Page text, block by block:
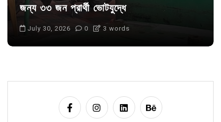
জন্য ৩৩ জন প্রার্থী ভোটযুদ্ধে
July 30, 2026 0 3 words